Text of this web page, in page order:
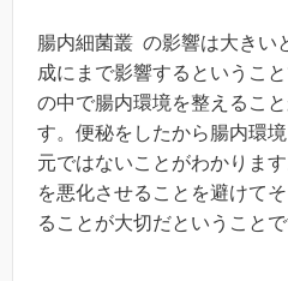
腸内細菌叢 の影響は大きい
成にまで影響するというこ
の中で腸内環境を整えるこ
す。便秘をしたから腸内環
元ではないことがわかりま
を悪化させることを避けて
ることが大切だということで